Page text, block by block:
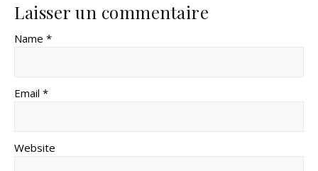
Laisser un commentaire
Name *
Email *
Website